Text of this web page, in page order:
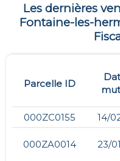
Les dernières
Fontaine-les-
Parcelle ID
000ZC0155 14/
000ZA0014 23/